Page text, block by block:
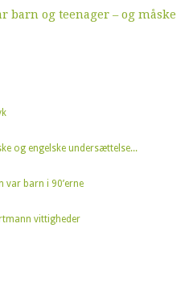
barn og teenager – og måske
og engelske undersættelse...
var barn i 90’erne
vittigheder